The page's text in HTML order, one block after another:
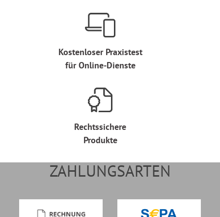
Kostenloser Praxistest
für Online-Dienste
Rechtssichere
Produkte
ZAHLUNGSARTEN